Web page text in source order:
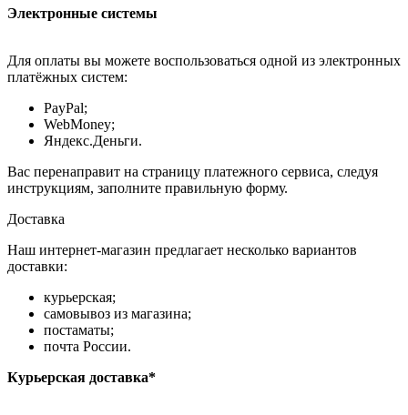
Электронные системы
Для оплаты вы можете воспользоваться одной из электронных
платёжных систем:
PayPal;
WebMoney;
Яндекс.Деньги.
Вас перенаправит на страницу платежного сервиса, следуя
инструкциям, заполните правильную форму.
Доставка
Наш интернет-магазин предлагает несколько вариантов
доставки:
курьерская;
самовывоз из магазина;
постаматы;
почта России.
Курьерская доставка*